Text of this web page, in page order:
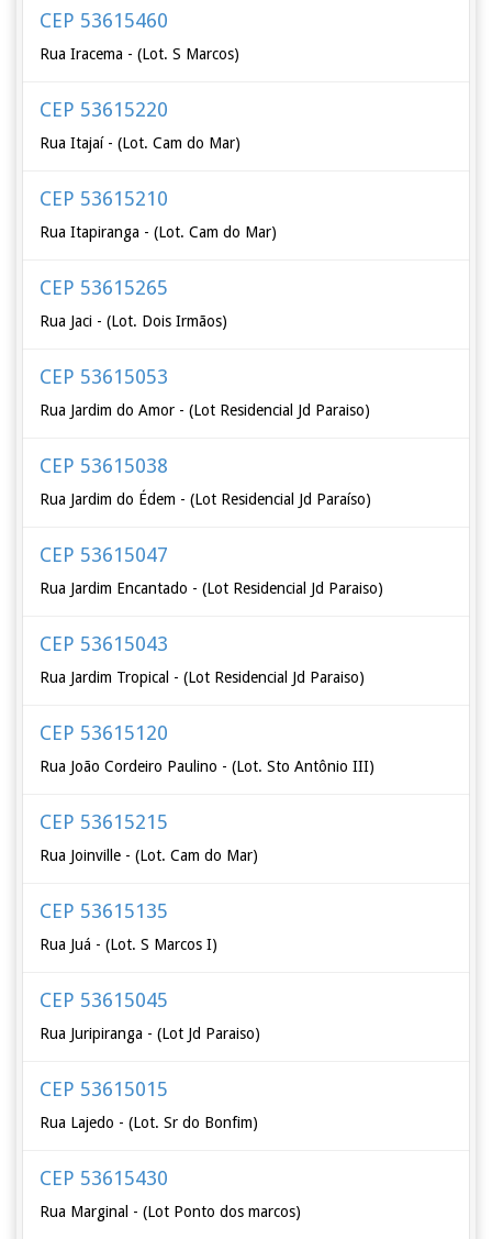
CEP 53615460
Rua Iracema - (Lot. S Marcos)
CEP 53615220
Rua Itajaí - (Lot. Cam do Mar)
CEP 53615210
Rua Itapiranga - (Lot. Cam do Mar)
CEP 53615265
Rua Jaci - (Lot. Dois Irmãos)
CEP 53615053
Rua Jardim do Amor - (Lot Residencial Jd Paraiso)
CEP 53615038
Rua Jardim do Édem - (Lot Residencial Jd Paraíso)
CEP 53615047
Rua Jardim Encantado - (Lot Residencial Jd Paraiso)
CEP 53615043
Rua Jardim Tropical - (Lot Residencial Jd Paraiso)
CEP 53615120
Rua João Cordeiro Paulino - (Lot. Sto Antônio III)
CEP 53615215
Rua Joinville - (Lot. Cam do Mar)
CEP 53615135
Rua Juá - (Lot. S Marcos I)
CEP 53615045
Rua Juripiranga - (Lot Jd Paraiso)
CEP 53615015
Rua Lajedo - (Lot. Sr do Bonfim)
CEP 53615430
Rua Marginal - (Lot Ponto dos marcos)